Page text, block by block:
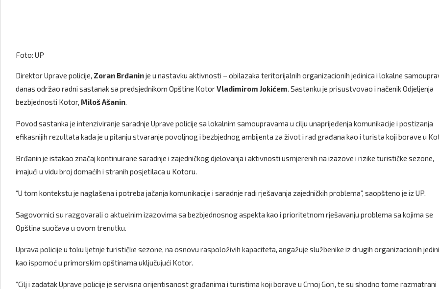
Foto: UP
Direktor Uprave policije, Zoran Brđaninje u nastavku aktivnosti – obilazaka teritorijalnih organizacionih jedinica i lokalne
danas održao radni sastanak sa predsjednikom Opštine KotorVladimirom Jokićem. Sastanku je prisustvovao i načenik Odjeljenja
bezbjednosti Kotor, Miloš Ašanin.
Povod sastanka je intenziviranje saradnje Uprave policije sa lokalnim samoupravama u cilju unaprijeđenja komunikacije i postizanja
efikasnijih rezultata kada je u pitanju stvaranje povoljnog i bezbjednog ambijenta za život i rad građana kao i turista koji borave u
Brđanin je istakao značaj kontinuirane saradnje i zajedničkog djelovanja i aktivnosti usmjerenih na izazove i rizike turističke sezone,
imajući u vidu broj domaćih i stranih posjetilaca u Kotoru.
“U tom kontekstu je naglašena i potreba jačanja komunikacije i saradnje radi rješavanja zajedničkih problema”, saopšteno je iz UP.
Sagovornici su razgovarali o aktuelnim izazovima sa bezbjednosnog aspekta kao i prioritetnom rješavanju problema sa kojima se
Opština suočava u ovom trenutku.
Uprava policije u toku ljetnje turističke sezone, na osnovu raspoloživih kapaciteta, angažuje službenike iz drugih organizacionih
kao ispomoć u primorskim opštinama uključujući Kotor.
“Cilj i zadatak Uprave policije je servisna orijentisanost građanima i turistima koji borave u Crnoj Gori, te su shodno tome razmatrani